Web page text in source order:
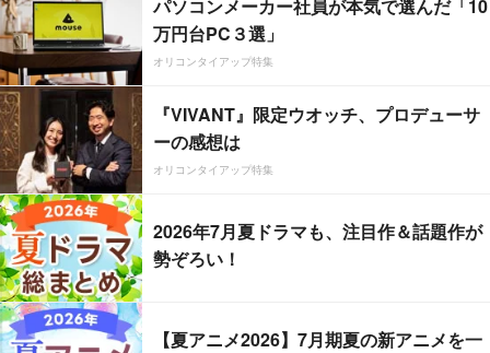
パソコンメーカー社員が本気で選んだ「10
万円台PC３選」
オリコンタイアップ特集
『VIVANT』限定ウオッチ、プロデューサ
ーの感想は
オリコンタイアップ特集
2026年7月夏ドラマも、注目作＆話題作が
勢ぞろい！
【夏アニメ2026】7月期夏の新アニメを一